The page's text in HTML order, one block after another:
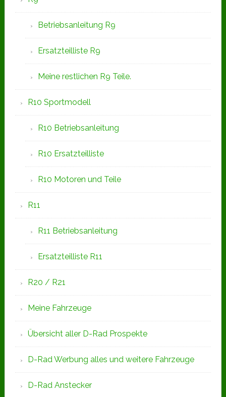
Betriebsanleitung R9
Ersatzteilliste R9
Meine restlichen R9 Teile.
R10 Sportmodell
R10 Betriebsanleitung
R10 Ersatzteilliste
R10 Motoren und Teile
R11
R11 Betriebsanleitung
Ersatzteilliste R11
R20 / R21
Meine Fahrzeuge
Übersicht aller D-Rad Prospekte
D-Rad Werbung alles und weitere Fahrzeuge
D-Rad Anstecker